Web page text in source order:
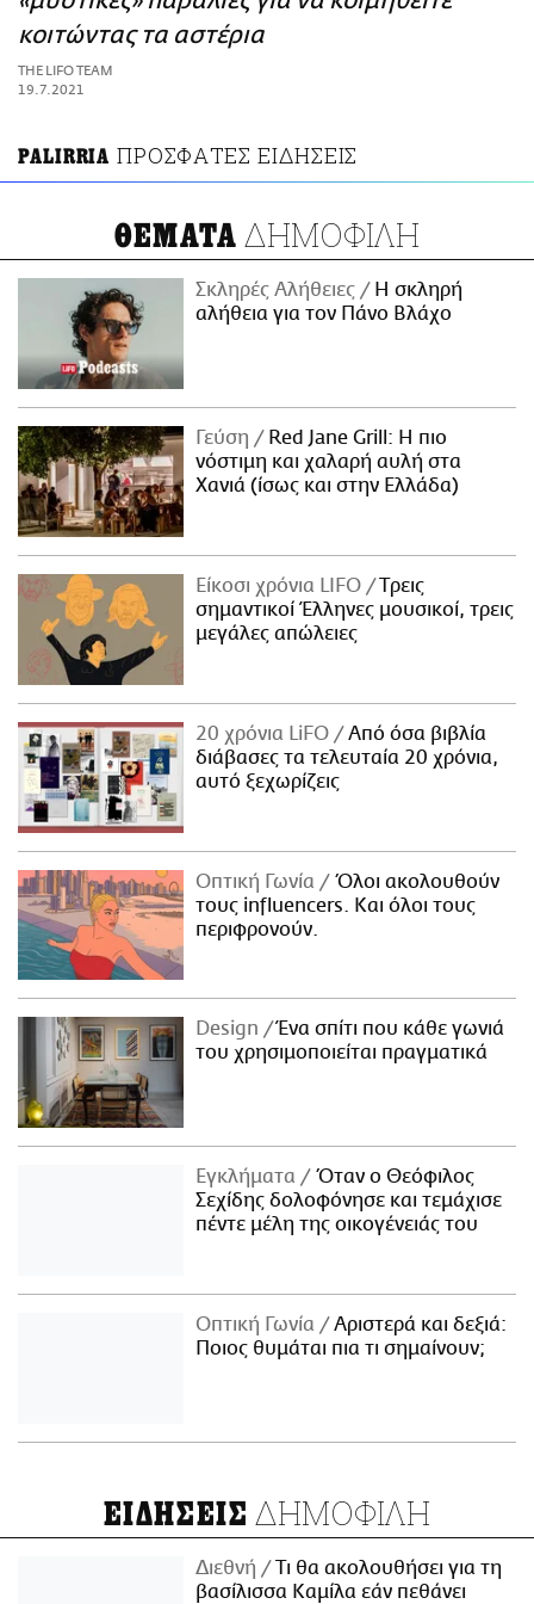
ΑΜΠΑ
PRINT
κοιτώντας τα αστέρια
THE LIFO TEAM
19.7.2021
PALIRRIA ΠΡΟΣΦΑΤΕΣ ΕΙΔΗΣΕΙΣ
ΘΕΜΑΤΑ ΔΗΜΟΦΙΛΗ
Σκληρές Αλήθειες
H σκληρή
αλήθεια για τον Πάνο Βλάχο
Γεύση
Red Jane Grill: Η πιο
νόστιμη και χαλαρή αυλή στα
Χανιά (ίσως και στην Ελλάδα)
Είκοσι χρόνια LIFO
Tρεις
σημαντικοί Έλληνες μουσικοί, τρεις
μεγάλες απώλειες
20 χρόνια LiFO
Από όσα βιβλία
διάβασες τα τελευταία 20 χρόνια,
αυτό ξεχωρίζεις
Οπτική Γωνία
Όλοι ακολουθούν
τους influencers. Και όλοι τους
περιφρονούν.
Design
Ένα σπίτι που κάθε γωνιά
του χρησιμοποιείται πραγματικά
Εγκλήματα
Όταν ο Θεόφιλος
Σεχίδης δολοφόνησε και τεμάχισε
πέντε μέλη της οικογένειάς του
Οπτική Γωνία
Αριστερά και δεξιά:
Ποιος θυμάται πια τι σημαίνουν;
ΕΙΔΗΣΕΙΣ ΔΗΜΟΦΙΛΗ
Διεθνή
Τι θα ακολουθήσει για τη
βασίλισσα Καμίλα εάν πεθάνει